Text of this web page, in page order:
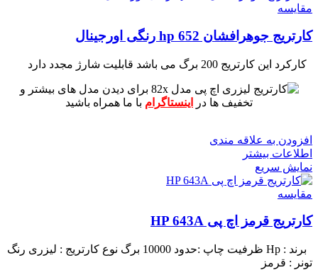
مقايسه
کارتریج جوهرافشان 652 hp رنگی اورجینال
کارکرد این کارتریج 200 برگ می باشد قابلیت شارژ مجدد دارد
برای دیدن مدل های بیشتر و
تخفیف ها در
اینستاگرام با ما همراه باشید
افزودن به علاقه مندی
اطلاعات بیشتر
نمایش سریع
مقايسه
کارتریج قرمز اچ پی HP 643A
برند : Hp ظرفیت چاپ :حدود 10000 برگ نوع کارتریج : لیزری رنگ
تونر : قرمز